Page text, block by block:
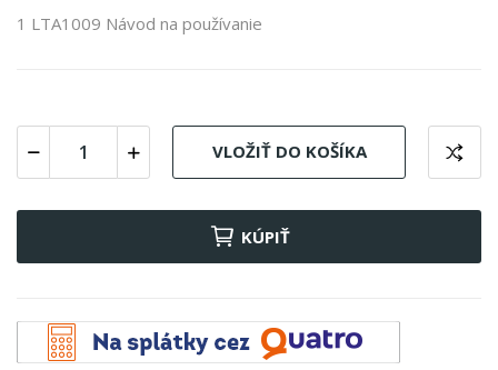
1 LTA1009 Návod na používanie
VLOŽIŤ DO KOŠÍKA
KÚPIŤ